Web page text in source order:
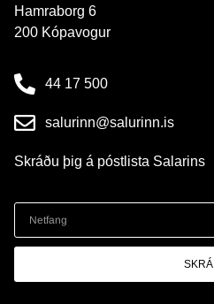
Hamraborg 6
200 Kópavogur
44 17 500
salurinn@salurinn.is
Skráðu þig á póstlista Salarins
SKRÁ